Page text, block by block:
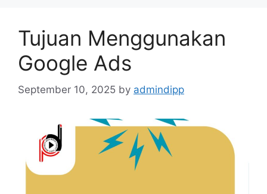
Tujuan Menggunakan
Google Ads
September 10, 2025 by admindipp